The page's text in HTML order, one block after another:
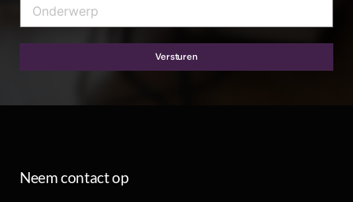
Versturen
Neem contact op